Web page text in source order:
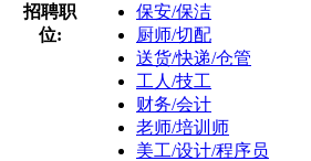
招聘职
位:
保安/保洁
厨师/切配
送货/快递/仓管
工人/技工
财务/会计
老师/培训师
美工/设计/程序员